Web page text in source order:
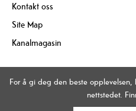
For å gi deg den beste opplevelsen,
nettstedet.
Kontakt oss
Site Map
Kanalmagasin